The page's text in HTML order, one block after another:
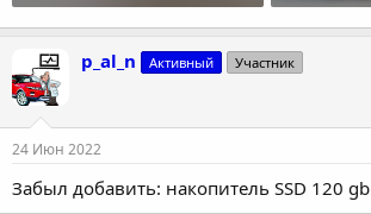
p_al_n Активный Участник
24 Июн 2022
Забыл добавить: накопитель SSD 120 gb